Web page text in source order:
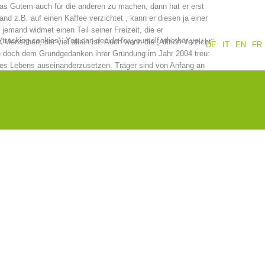
Annual report
Training
Gutem auch für die anderen zu machen, dann hat er erst
z.B. auf einen Kaffee verzichtet , kann er diesen ja einer
widmet einen Teil seiner Freizeit, die er
der viel allein ist. Auch wenn die „Aktion Verzicht“
dem Grundgedanken ihrer Gründung im Jahr 2004 treu:
Lebens auseinanderzusetzen. Träger sind von Anfang an
mehr Vereinigungen und Vereine angeschlossen, heuer
aufmerksam gemacht und zum Mitmachen von
DE
IT EN FR
cookies). You can decide for yourself whether you